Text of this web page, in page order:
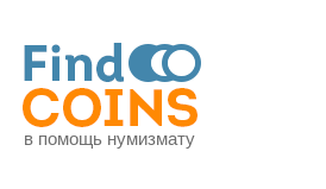
в помощь нумизмату